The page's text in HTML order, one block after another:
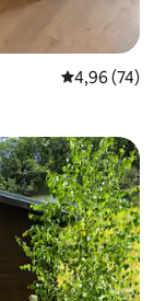
Évaluation
4,96 (74)